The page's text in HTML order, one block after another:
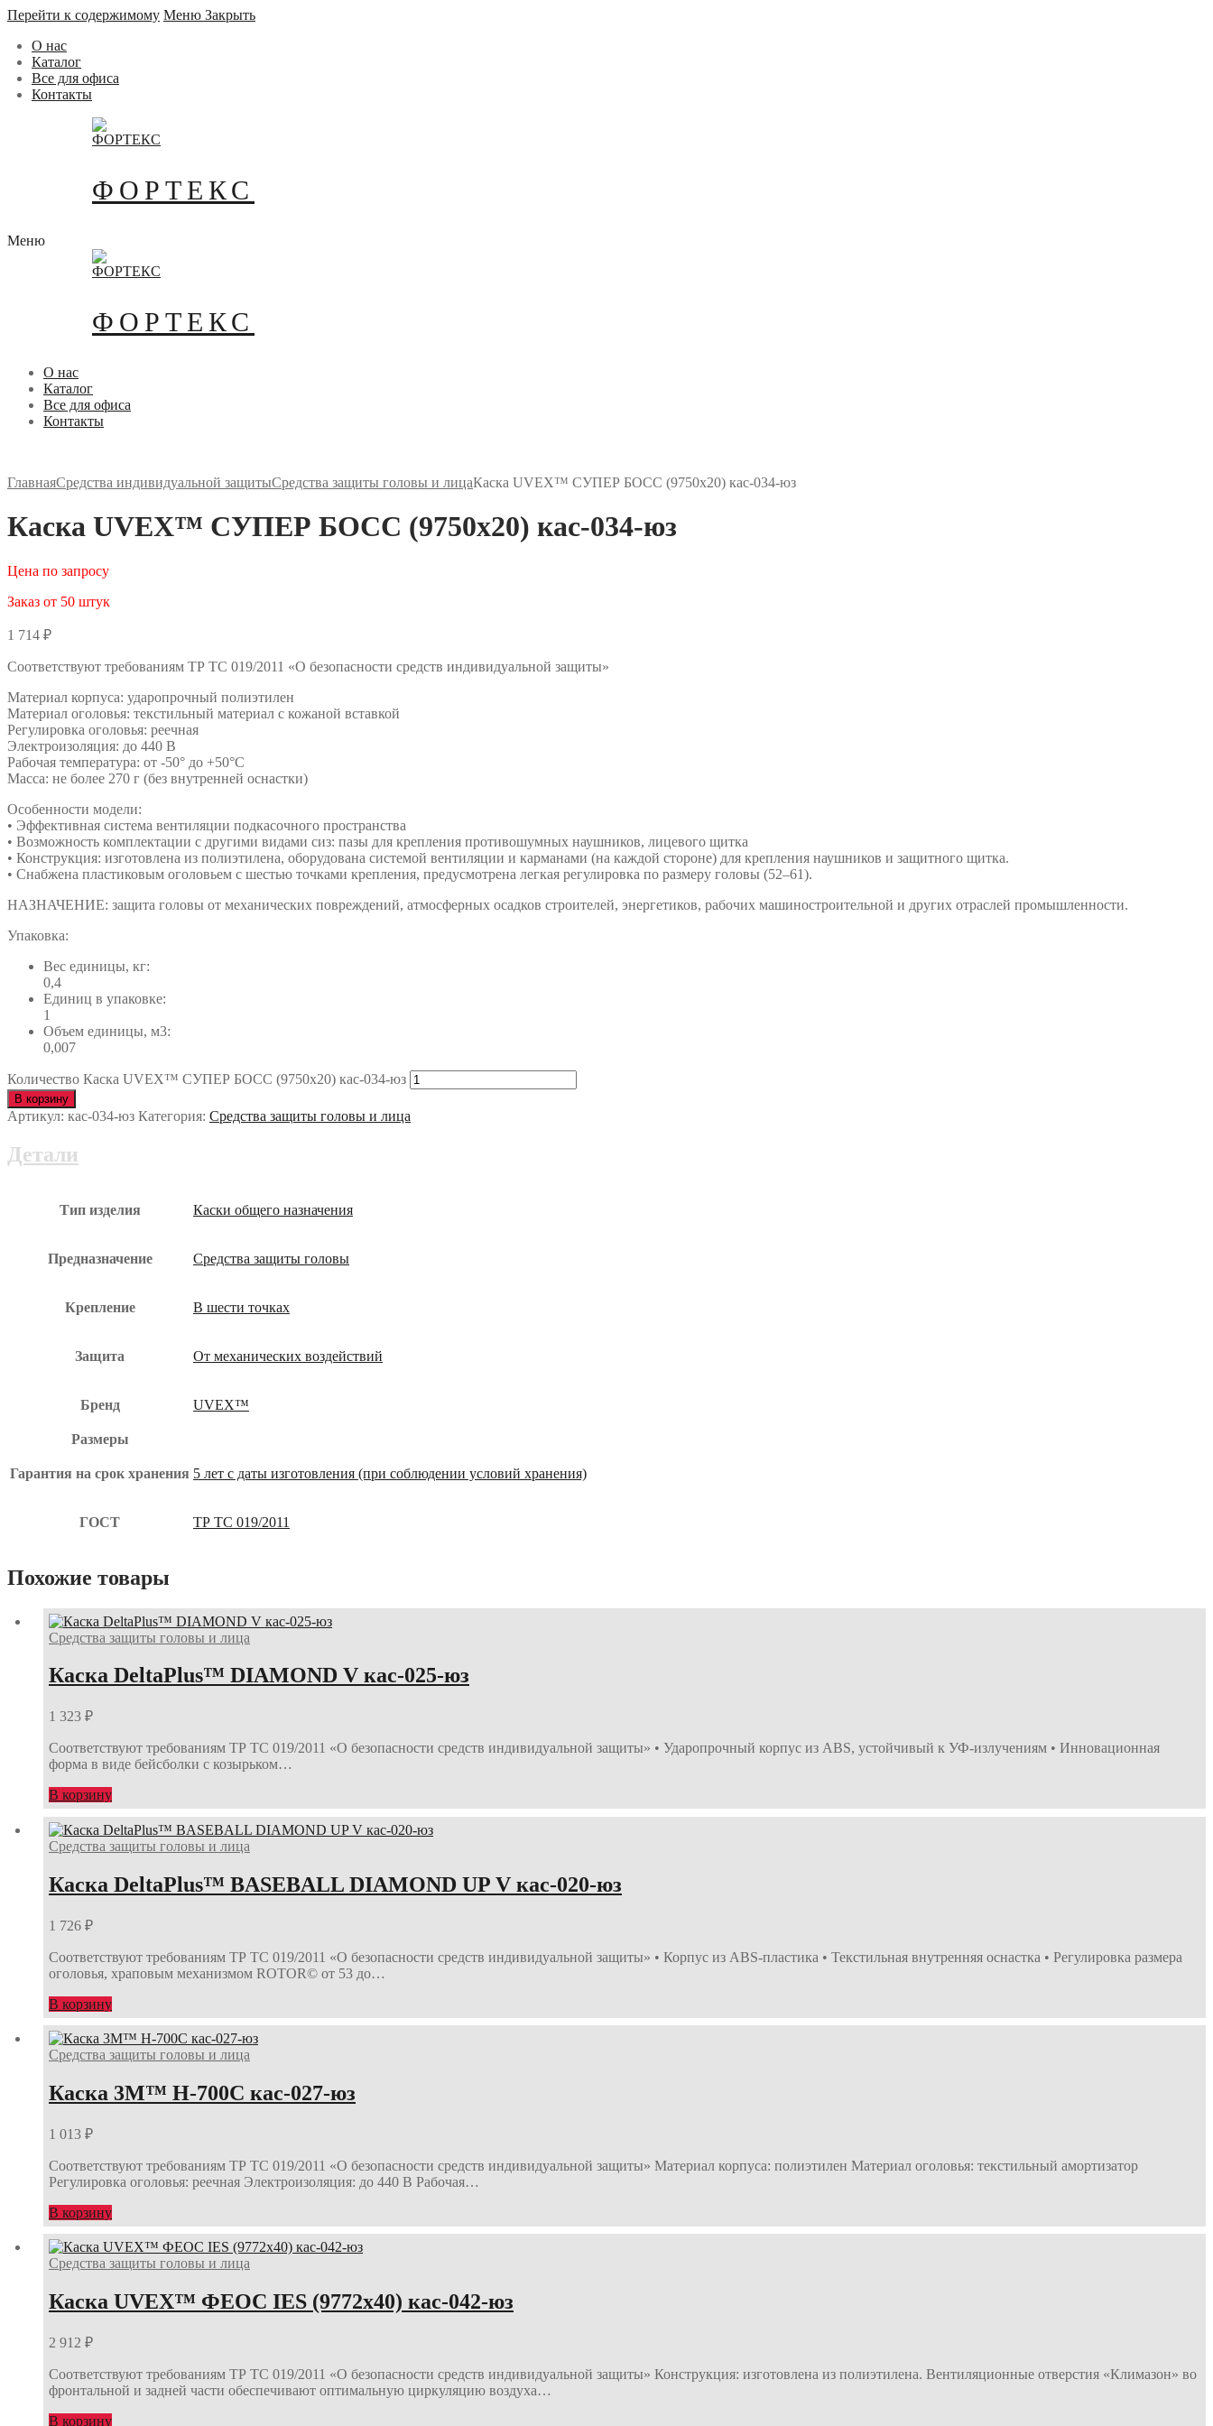
Перейти к содержимому Меню Закрыть
О нас
Каталог
Все для офиса
Контакты
ФОРТЕКС
Меню
ФОРТЕКС
О нас
Каталог
Все для офиса
Контакты
ГлавнаяСредства индивидуальной защитыСредства защиты головы и лицаКаска UVEX™ СУПЕР БОСС (9750х20) кас-034-юз
Каска UVEX™ СУПЕР БОСС (9750х20) кас-034-юз
Цена по запросу
Заказ от 50 штук
1 714 ₽
Соответствуют требованиям ТР ТС 019/2011 «О безопасности средств индивидуальной защиты»
Материал корпуса: ударопрочный полиэтилен
Материал оголовья: текстильный материал с кожаной вставкой
Регулировка оголовья: реечная
Электроизоляция: до 440 В
Рабочая температура: от -50° до +50°С
Масса: не более 270 г (без внутренней оснастки)
Особенности модели:
• Эффективная система вентиляции подкасочного пространства
• Возможность комплектации с другими видами сиз: пазы для крепления противошумных наушников, лицевого щитка
• Конструкция: изготовлена из полиэтилена, оборудована системой вентиляции и карманами (на каждой стороне) для крепления наушников и защитного щитка.
• Снабжена пластиковым оголовьем с шестью точками крепления, предусмотрена легкая регулировка по размеру головы (52–61).
НАЗНАЧЕНИЕ: защита головы от механических повреждений, атмосферных осадков строителей, энергетиков, рабочих машиностроительной и других отраслей промышленности.
Упаковка:
Вес единицы, кг:
0,4
Единиц в упаковке:
1
Объем единицы, м3:
0,007
Количество Каска UVEX™ СУПЕР БОСС (9750х20) кас-034-юз
В корзину
Артикул: кас-034-юз Категория: Средства защиты головы и лица
Детали
Тип изделия Каски общего назначения
Предназначение Средства защиты головы
Крепление В шести точках
Защита От механических воздействий
Бренд UVEX™
Размеры
Гарантия на срок хранения 5 лет с даты изготовления (при соблюдении условий хранения)
ГОСТ ТР ТС 019/2011
Похожие товары
Средства защиты головы и лица
Каска DeltaPlus™ DIAMOND V кас-025-юз
1 323 ₽
Соответствуют требованиям ТР ТС 019/2011 «О безопасности средств индивидуальной защиты» • Ударопрочный корпус из ABS, устойчивый к УФ-излучениям • Инновационная
форма в виде бейсболки с козырьком…
В корзину
Средства защиты головы и лица
Каска DeltaPlus™ BASEBALL DIAMOND UP V кас-020-юз
1 726 ₽
Соответствуют требованиям ТР ТС 019/2011 «О безопасности средств индивидуальной защиты» • Корпус из ABS-пластика • Текстильная внутренняя оснастка • Регулировка размера
оголовья, храповым механизмом ROTOR© от 53 до…
В корзину
Средства защиты головы и лица
Каска 3М™ H-700C кас-027-юз
1 013 ₽
Соответствуют требованиям ТР ТС 019/2011 «О безопасности средств индивидуальной защиты» Материал корпуса: полиэтилен Материал оголовья: текстильный амортизатор
Регулировка оголовья: реечная Электроизоляция: до 440 В Рабочая…
В корзину
Средства защиты головы и лица
Каска UVEX™ ФЕОС IES (9772х40) кас-042-юз
2 912 ₽
Соответствуют требованиям ТР ТС 019/2011 «О безопасности средств индивидуальной защиты» Конструкция: изготовлена из полиэтилена. Вентиляционные отверстия «Климазон» во
фронтальной и задней части обеспечивают оптимальную циркуляцию воздуха…
В корзину